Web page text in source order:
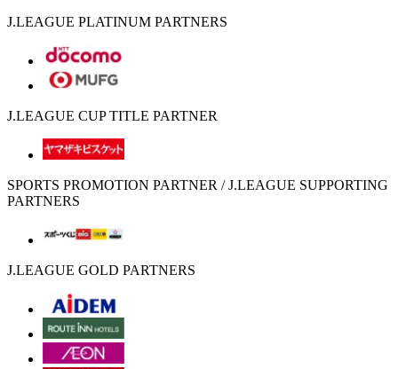
J.LEAGUE PLATINUM PARTNERS
J.LEAGUE CUP TITLE PARTNER
SPORTS PROMOTION PARTNER / J.LEAGUE SUPPORTING
PARTNERS
J.LEAGUE GOLD PARTNERS